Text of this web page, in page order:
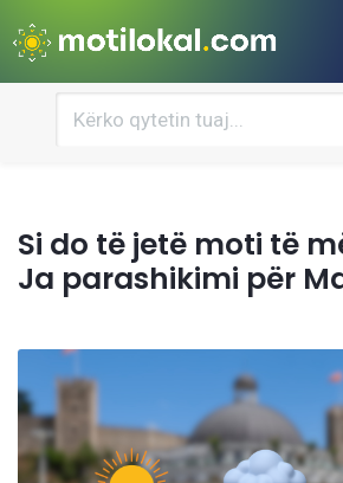
Si do të jetë moti të
Ja parashikimi për